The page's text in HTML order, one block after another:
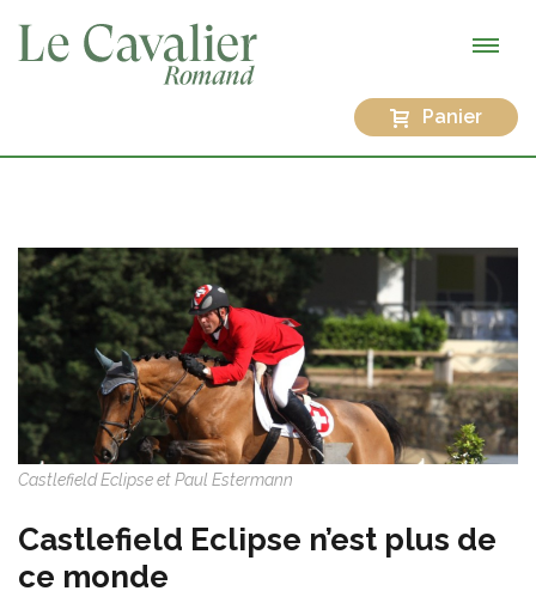
Panier
Castlefield Eclipse et Paul Estermann
Castlefield Eclipse n’est plus de
ce monde